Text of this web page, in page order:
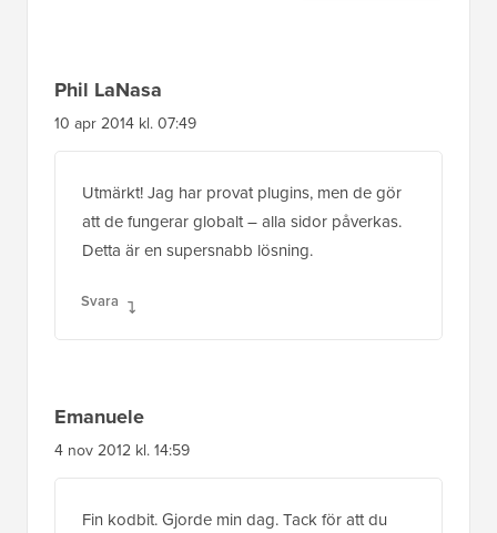
Phil LaNasa
10 apr 2014 kl. 07:49
Utmärkt! Jag har provat plugins, men de gör
att de fungerar globalt – alla sidor påverkas.
Detta är en supersnabb lösning.
Svara
Emanuele
4 nov 2012 kl. 14:59
Fin kodbit. Gjorde min dag. Tack för att du